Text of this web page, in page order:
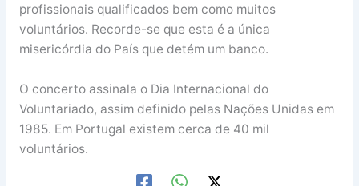
profissionais qualificados bem como muitos
voluntários. Recorde-se que esta é a única
misericórdia do País que detém um banco.
O concerto assinala o Dia Internacional do
Voluntariado, assim definido pelas Nações Unidas em
1985. Em Portugal existem cerca de 40 mil
voluntários.